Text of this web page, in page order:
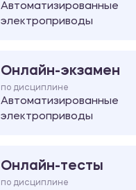
Автоматизированные
электроприводы
Онлайн-экзамен
по дисциплине
Автоматизированные
электроприводы
Онлайн-тесты
по дисциплине